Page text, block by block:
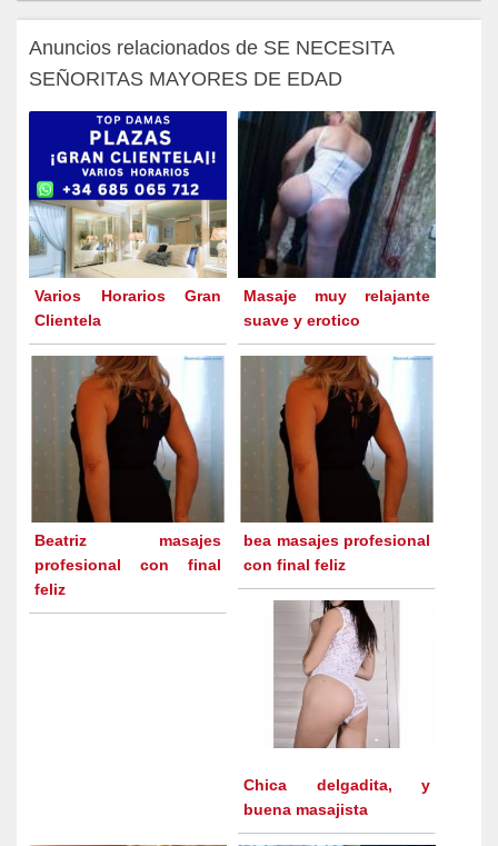
Anuncios relacionados de SE NECESITA
SEÑORITAS MAYORES DE EDAD
Varios Horarios Gran
Clientela
Masaje muy relajante
suave y erotico
Beatriz masajes
profesional con final
feliz
bea masajes profesional
con final feliz
Chica delgadita, y
buena masajista